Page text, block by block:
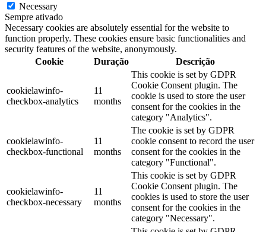
Necessary
Sempre ativado
Necessary cookies are absolutely essential for the website to
function properly. These cookies ensure basic functionalities and
security features of the website, anonymously.
Cookie
Duração Descrição
cookielawinfo-
checkbox-analytics
11
months
This cookie is set by GDPR
Cookie Consent plugin. The
cookie is used to store the user
consent for the cookies in the
category "Analytics".
cookielawinfo-
checkbox-functional
11
months
The cookie is set by GDPR
cookie consent to record the user
consent for the cookies in the
category "Functional".
cookielawinfo-
checkbox-necessary
11
months
This cookie is set by GDPR
Cookie Consent plugin. The
cookies is used to store the user
consent for the cookies in the
category "Necessary".